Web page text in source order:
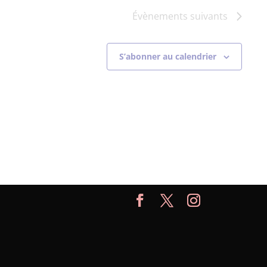
Évènements suivants
S’abonner au calendrier